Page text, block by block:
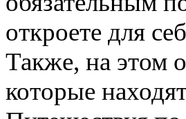
откроете для
Также, на этом
которые